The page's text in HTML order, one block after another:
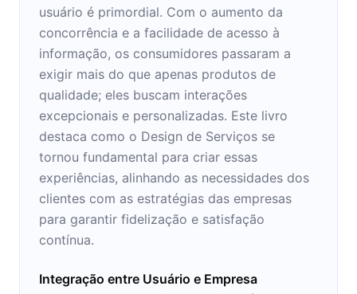
usuário é primordial. Com o aumento da
concorrência e a facilidade de acesso à
informação, os consumidores passaram a
exigir mais do que apenas produtos de
qualidade; eles buscam interações
excepcionais e personalizadas. Este livro
destaca como o Design de Serviços se
tornou fundamental para criar essas
experiências, alinhando as necessidades dos
clientes com as estratégias das empresas
para garantir fidelização e satisfação
contínua.
Integração entre Usuário e Empresa